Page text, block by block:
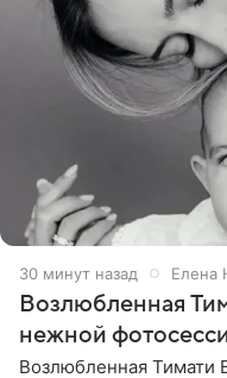
30 минут назад Елена
Возлюбленная
нежной
Возлюбленная Тимати